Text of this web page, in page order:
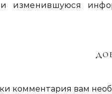
изменившуюся
комментария вам